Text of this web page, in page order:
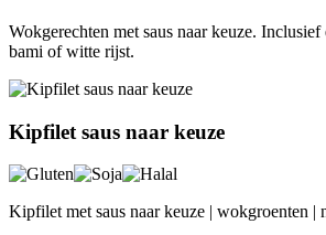
Wokgerechten met saus naar keuze. Inclusief
bami of witte rijst.
Kipfilet saus naar keuze
Kipfilet met saus naar keuze | wokgroenten |